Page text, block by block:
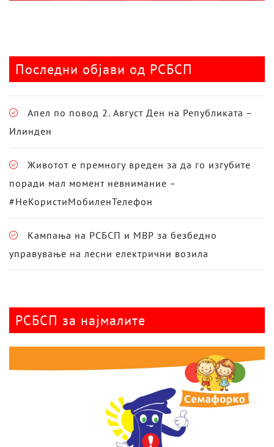
Последни објави од РСБСП
Апел по повод 2. Август Ден на Републиката –
Илинден
Животот е премногу вреден за да го изгубите
поради мал момент невнимание –
#НеКористиМобиленТелефон
Кампања на РСБСП и МВР за безбедно
управување на лесни електрични возила
РСБСП за најмалите